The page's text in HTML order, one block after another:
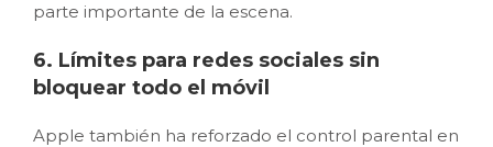
parte importante de la escena.
6. Límites para redes sociales sin
bloquear todo el móvil
Apple también ha reforzado el control parental en